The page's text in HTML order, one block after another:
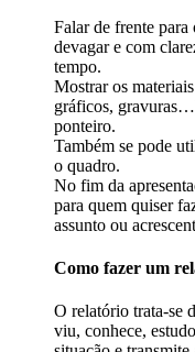
Falar de frente
devagar e com
tempo.
Mostrar os
gráficos,
ponteiro.
Também se pode
o quadro.
No fim da
para quem quiser
assunto ou
Como fazer um
O relatório trata-se
viu, conhece,